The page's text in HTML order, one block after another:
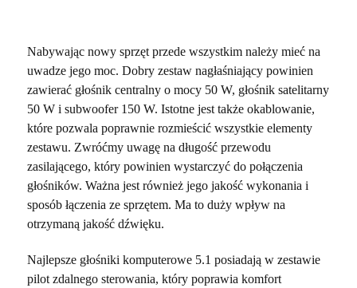
Nabywając nowy sprzęt przede wszystkim należy mieć na
uwadze jego moc. Dobry zestaw nagłaśniający powinien
zawierać głośnik centralny o mocy 50 W, głośnik satelitarny
50 W i subwoofer 150 W. Istotne jest także okablowanie,
które pozwala poprawnie rozmieścić wszystkie elementy
zestawu. Zwróćmy uwagę na długość przewodu
zasilającego, który powinien wystarczyć do połączenia
głośników. Ważna jest również jego jakość wykonania i
sposób łączenia ze sprzętem. Ma to duży wpływ na
otrzymaną jakość dźwięku.
Najlepsze głośniki komputerowe 5.1 posiadają w zestawie
pilot zdalnego sterowania, który poprawia komfort